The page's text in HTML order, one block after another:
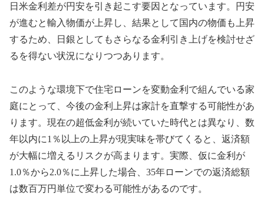
日米金利差が円安を引き起こす要因となっています。円安
が進むと輸入物価が上昇し、結果として国内の物価も上昇
するため、日銀としてもさらなる金利引き上げを検討せざ
るを得ない状況になりつつあります。
このような環境下で住宅ローンを変動金利で組んでいる家
庭にとって、今後の金利上昇は家計を直撃する可能性があ
ります。現在の超低金利が続いていた時代とは異なり、数
年以内に1％以上の上昇が現実味を帯びてくると、返済額
が大幅に増えるリスクが高まります。実際、仮に金利が
1.0％から2.0％に上昇した場合、35年ローンでの返済総額
は数百万円単位で変わる可能性があるのです。